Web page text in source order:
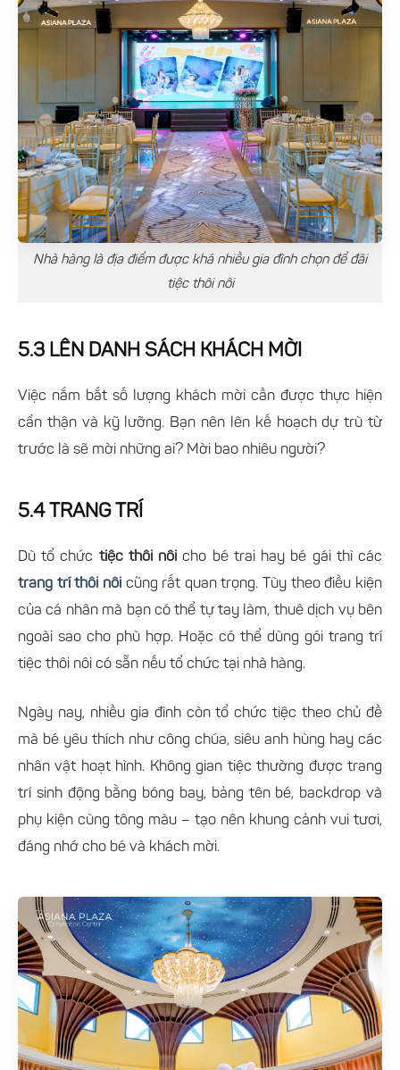
Nhà hàng là địa điểm được khá nhiều gia đình chọn để đãi
tiệc thôi nôi
5.3 LÊN DANH SÁCH KHÁCH MỜI
Việc nắm bắt số lượng khách mời cần được thực hiện
cẩn thận và kỹ lưỡng. Bạn nên lên kế hoạch dự trù từ
trước là sẽ mời những ai? Mời bao nhiêu người?
5.4 TRANG TRÍ
Dù tổ chức tiệc thôi nôi cho bé trai hay bé gái thì các
trang trí thôi nôicũng rất quan trọng. Tùy theo điều kiện
của cá nhân mà bạn có thể tự tay làm, thuê dịch vụ bên
ngoài sao cho phù hợp. Hoặc có thể dùng gói trang trí
tiệc thôi nôi có sẵn nếu tổ chức tại nhà hàng.
Ngày nay, nhiều gia đình còn tổ chức tiệc theo chủ đề
mà bé yêu thích như công chúa, siêu anh hùng hay các
nhân vật hoạt hình. Không gian tiệc thường được trang
trí sinh động bằng bóng bay, bảng tên bé, backdrop và
phụ kiện cùng tông màu – tạo nên khung cảnh vui tươi,
đáng nhớ cho bé và khách mời.